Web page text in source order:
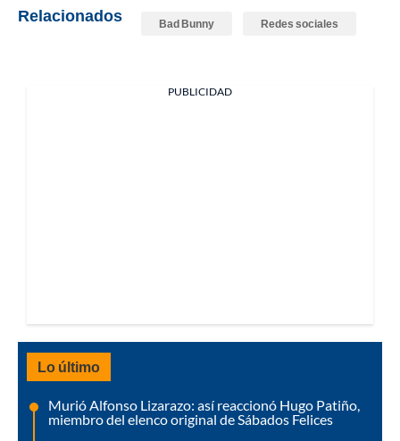
Relacionados Bad Bunny Redes sociales
PUBLICIDAD
Lo último
Murió Alfonso Lizarazo: así reaccionó Hugo Patiño,
miembro del elenco original de Sábados Felices